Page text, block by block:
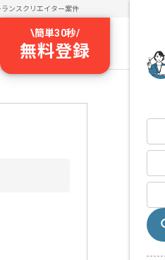
ランスクリエイター案件
\簡単30秒/
無料登録